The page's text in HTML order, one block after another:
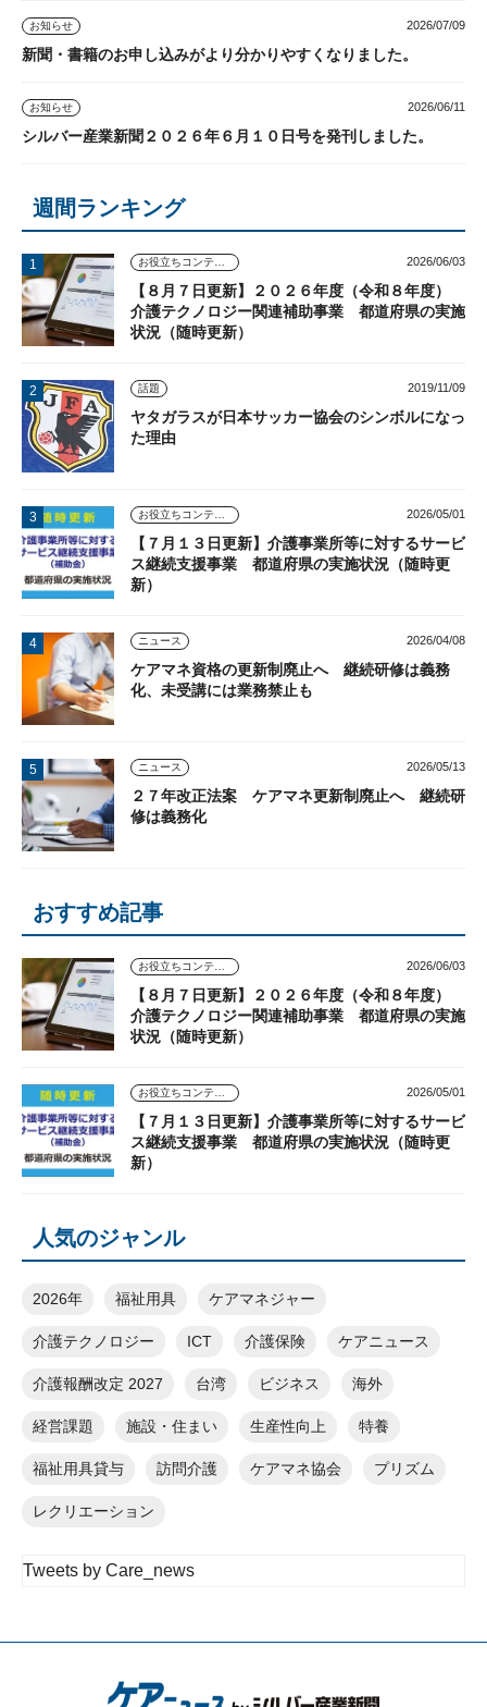
お知らせ 2026/07/09
新聞・書籍のお申し込みがより分かりやすくなりました。
お知らせ 2026/06/11
シルバー産業新聞２０２６年６月１０日号を発刊しました。
週間ランキング
お役立ちコンテンツ 2026/06/03
【８月７日更新】２０２６年度（令和８年度）
介護テクノロジー関連補助事業 都道府県の実施
状況（随時更新）
話題 2019/11/09
ヤタガラスが日本サッカー協会のシンボルになっ
た理由
お役立ちコンテンツ 2026/05/01
【７月１３日更新】介護事業所等に対するサービ
ス継続支援事業 都道府県の実施状況（随時更
新）
ニュース 2026/04/08
ケアマネ資格の更新制廃止へ 継続研修は義務
化、未受講には業務禁止も
ニュース 2026/05/13
２７年改正法案 ケアマネ更新制廃止へ 継続研
修は義務化
おすすめ記事
お役立ちコンテンツ 2026/06/03
【８月７日更新】２０２６年度（令和８年度）
介護テクノロジー関連補助事業 都道府県の実施
状況（随時更新）
お役立ちコンテンツ 2026/05/01
【７月１３日更新】介護事業所等に対するサービ
ス継続支援事業 都道府県の実施状況（随時更
新）
人気のジャンル
2026年 福祉用具 ケアマネジャー
介護テクノロジー ICT 介護保険 ケアニュース
介護報酬改定 2027 台湾 ビジネス 海外
経営課題 施設・住まい 生産性向上 特養
福祉用具貸与 訪問介護 ケアマネ協会 プリズム
レクリエーション
Tweets by Care_news